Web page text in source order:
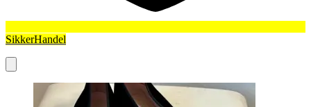
SikkerHandel